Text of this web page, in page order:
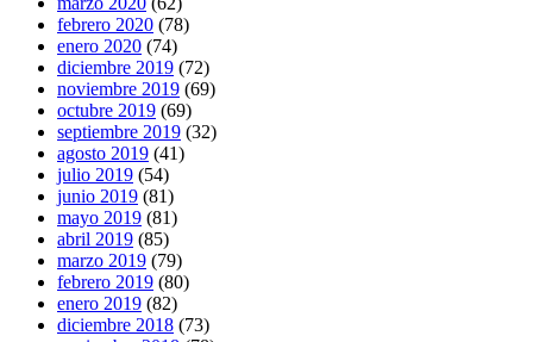
febrero 2020 (78)
enero 2020 (74)
diciembre 2019 (72)
noviembre 2019 (69)
octubre 2019 (69)
septiembre 2019 (32)
agosto 2019 (41)
julio 2019 (54)
junio 2019 (81)
mayo 2019 (81)
abril 2019 (85)
marzo 2019 (79)
febrero 2019 (80)
enero 2019 (82)
diciembre 2018 (73)